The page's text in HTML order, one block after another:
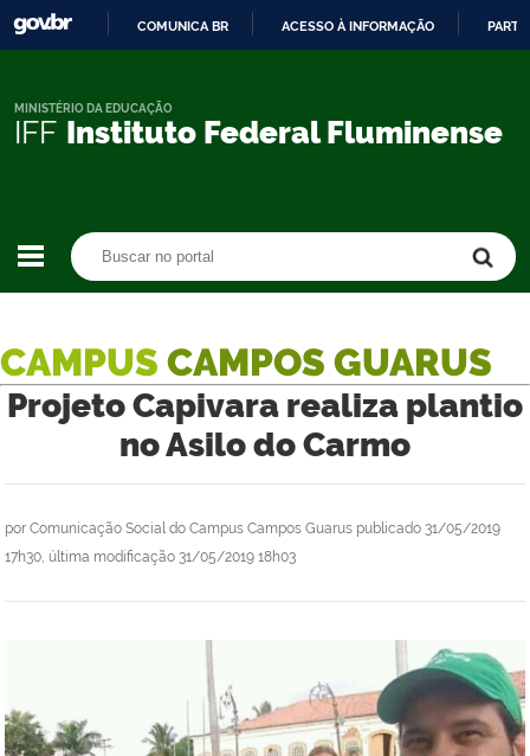
CONTEÚDO
COMUNICA BR ACESSO À INFORMAÇÃO
IFF Instituto Federal Fluminense
MINISTÉRIO DA EDUCAÇÃO
CAMPUS CAMPOS GUARUS
Projeto Capivara realiza plantio
no Asilo do Carmo
por Comunicação Social do Campus Campos Guarus publicado 31/05/2019
17h30, última modificação 31/05/2019 18h03